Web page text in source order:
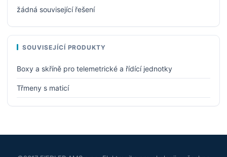
žádná související řešení
SOUVISEJÍCÍ PRODUKTY
Boxy a skříně pro telemetrické a řídící jednotky
Třmeny s maticí